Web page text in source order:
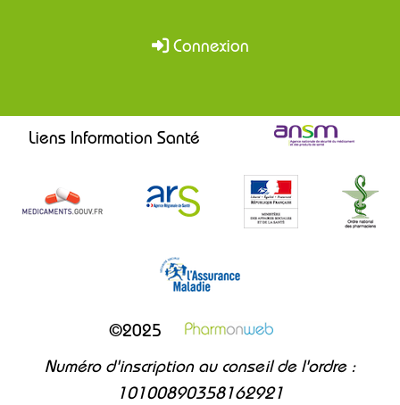
Connexion
Liens Information Santé
©2025
Numéro d'inscription au conseil de l'ordre :
10100890358162921